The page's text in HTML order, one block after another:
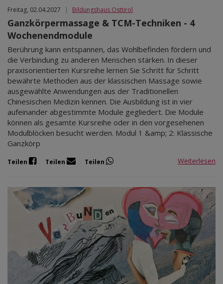
Freitag, 02.04.2027 | Bildungshaus Osttirol
Ganzkörpermassage & TCM-Techniken - 4
Wochenendmodule
Berührung kann entspannen, das Wohlbefinden fördern und
die Verbindung zu anderen Menschen stärken. In dieser
praxisorientierten Kursreihe lernen Sie Schritt für Schritt
bewährte Methoden aus der klassischen Massage sowie
ausgewählte Anwendungen aus der Traditionellen
Chinesischen Medizin kennen. Die Ausbildung ist in vier
aufeinander abgestimmte Module gegliedert. Die Module
können als gesamte Kursreihe oder in den vorgesehenen
Modulblöcken besucht werden. Modul 1 &amp; 2: Klassische
Ganzkörp
Teilen Teilen Teilen Weiterlesen